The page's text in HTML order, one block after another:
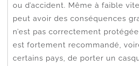
ou d’accident. Même à faible
peut avoir des conséquences
n’est pas correctement
est fortement recommandé,
certains pays, de porter un